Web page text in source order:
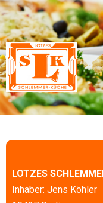
LOTZES
Inhaber: Jens Köhler